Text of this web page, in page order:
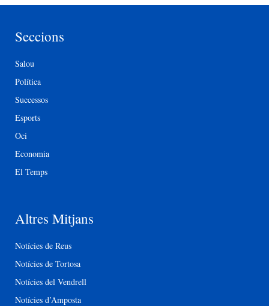
Seccions
Salou
Política
Successos
Esports
Oci
Economia
El Temps
Altres Mitjans
Notícies de Reus
Notícies de Tortosa
Notícies del Vendrell
Notícies d’Amposta